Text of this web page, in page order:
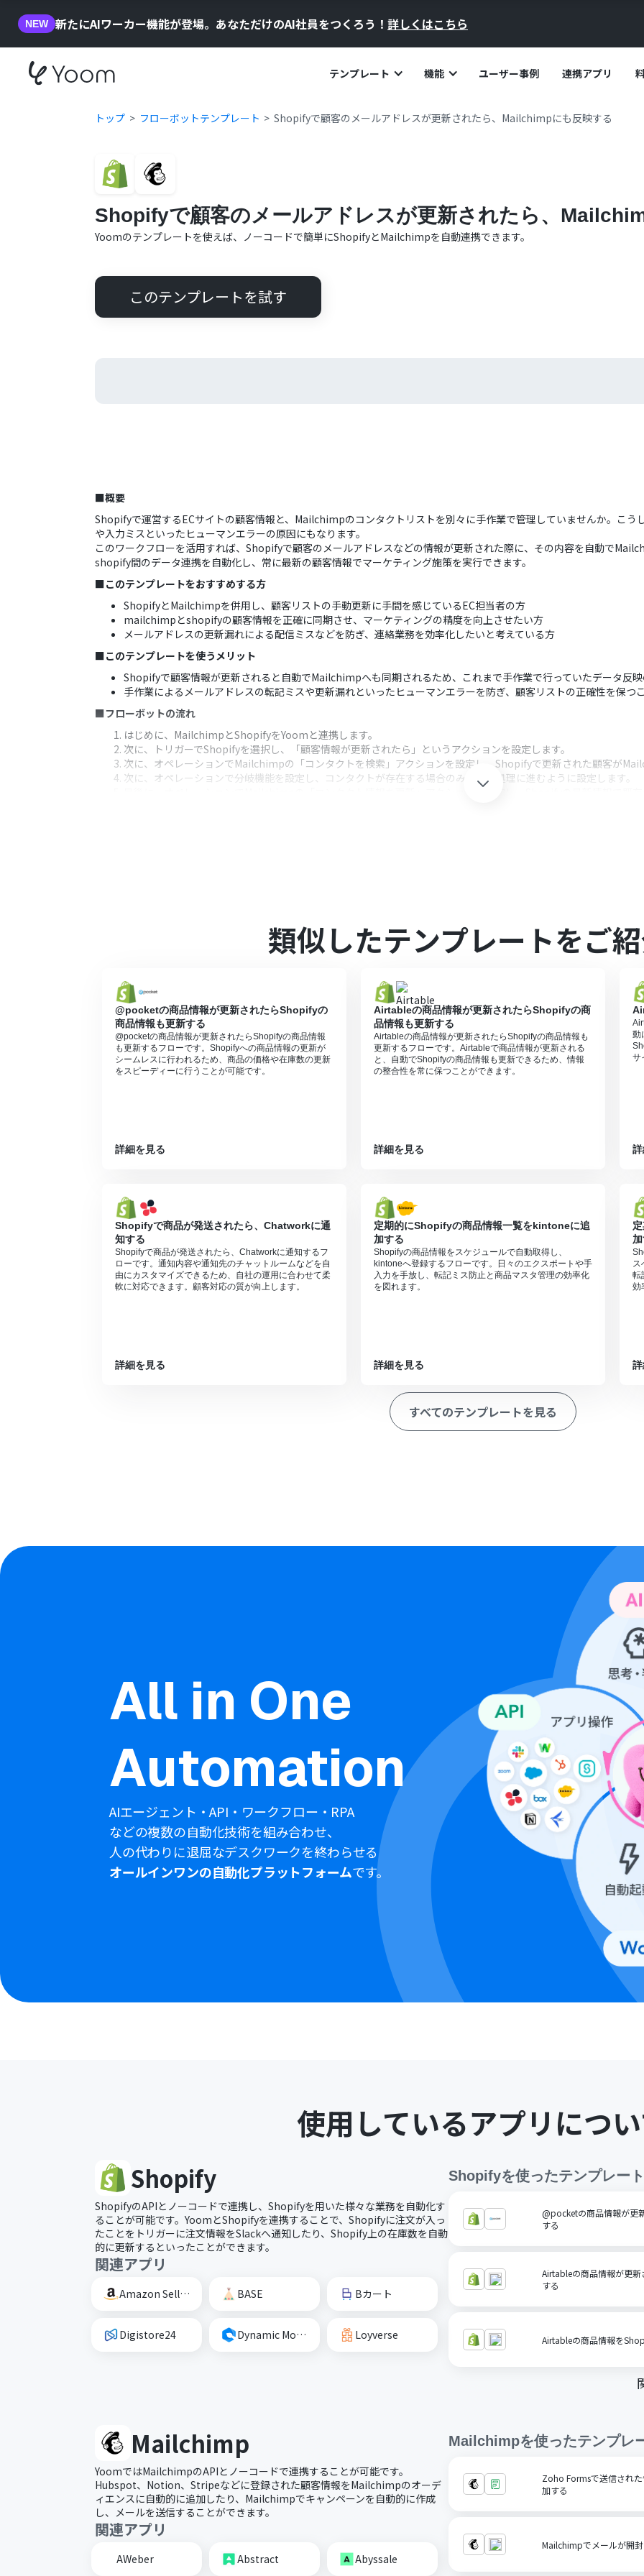
NEW 新たにAIワーカー機能が登場。あなただけのAI社員をつくろう！ 詳しくはこちら
テンプレート 機能 ユーザー事例 連携アプリ
トップ フローボットテンプレート Shopifyで顧客のメールアドレスが更新されたら、Mailchimpにも反映する
Shopifyで顧客のメールアドレスが更新されたら、
Yoomのテンプレートを使えば、ノーコードで簡単にShopifyとMailchimpを自動連携できます。
このテンプレートを試す
■概要
Shopifyで運営するECサイトの顧客情報と、Mailchimpのコンタクトリストを別々に手作業で管理していませんか。こう
や入力ミスといったヒューマンエラーの原因にもなります。
このワークフローを活用すれば、Shopifyで顧客のメールアドレスなどの情報が更新された際に、その内容を自動で
shopify間のデータ連携を自動化し、常に最新の顧客情報でマーケティング施策を実行できます。
■このテンプレートをおすすめする方
ShopifyとMailchimpを併用し、顧客リストの手動更新に手間を感じているEC担当者の方
mailchimpとshopifyの顧客情報を正確に同期させ、マーケティングの精度を向上させたい方
メールアドレスの更新漏れによる配信ミスなどを防ぎ、連絡業務を効率化したいと考えている方
■このテンプレートを使うメリット
Shopifyで顧客情報が更新されると自動でMailchimpへも同期されるため、これまで手作業で行っていたデータ反
手作業によるメールアドレスの転記ミスや更新漏れといったヒューマンエラーを防ぎ、顧客リストの正確性を保つ
■フローボットの流れ
はじめに、MailchimpとShopifyをYoomと連携します。
次に、トリガーでShopifyを選択し、「顧客情報が更新されたら」というアクションを設定します。
次に、オペレーションでMailchimpの「コンタクトを検索」アクションを設定し、Shopifyで更新された顧客が
次に、オペレーションで分岐機能を設定し、コンタクトが存在する場合のみ後続の処理に進むように設定します。
Shopify、MailchimpのそれぞれとYoomを連携してください。
分岐はミニプラン以上のプランでご利用いただける機能（オペレーション）となっております。フリープランの
エラーとなりますので、ご注意ください。
ができます。
類似したテンプレートをご
@pocketの商品情報が更新されたらShopifyの
商品情報も更新する
@pocketの商品情報が更新されたらShopifyの商品情報
も更新するフローです。Shopifyへの商品情報の更新が
シームレスに行われるため、商品の価格や在庫数の更新
をスピーディーに行うことが可能です。
詳細を見る
Airtableの商品情報が更新されたらShopifyの商
品情報も更新する
Airtableの商品情報が更新されたらShopifyの商品情報も
更新するフローです。Airtableで商品情報が更新される
と、自動でShopifyの商品情報も更新できるため、情報
の整合性を常に保つことができます。
詳細を見る
動
サ
Shopifyで商品が発送されたら、Chatworkに通
知する
Shopifyで商品が発送されたら、Chatworkに通知するフ
ローです。通知内容や通知先のチャットルームなどを自
由にカスタマイズできるため、自社の運用に合わせて柔
軟に対応できます。顧客対応の質が向上します。
詳細を見る
定期的にShopifyの商品情報一覧をkintoneに追
加する
Shopifyの商品情報をスケジュールで自動取得し、
kintoneへ登録するフローです。日々のエクスポートや手
入力を手放し、転記ミス防止と商品マスタ管理の効率化
を図れます。
詳細を見る
ス
転
効
すべてのテンプレートを見る
All in One
Automation
AIエージェント・API・ワークフロー・RPA
などの複数の自動化技術を組み合わせ、
人の代わりに退屈なデスクワークを終わらせる
オールインワンの自動化プラットフォームです。
使用しているアプリにつ
Shopify
ShopifyのAPIとノーコードで連携し、Shopifyを用いた様々な業務を自動化す
ることが可能です。YoomとShopifyを連携することで、Shopifyに注文が入っ
たことをトリガーに注文情報をSlackへ通知したり、Shopify上の在庫数を自動
的に更新するといったことができます。
関連アプリ
Amazon Seller Central BASE Bカート
Digistore24 Dynamic Mockups Loyverse
Shopifyを使ったテンプレート
@pocketの商品情報が更
する
Airtableの商品情報が更
する
Airtableの商品情報を
Mailchimp
YoomではMailchimpのAPIとノーコードで連携することが可能です。
Hubspot、Notion、Stripeなどに登録された顧客情報をMailchimpのオーデ
ィエンスに自動的に追加したり、Mailchimpでキャンペーンを自動的に作成
し、メールを送信することができます。
関連アプリ
AWeber Abstract Abyssale
Mailchimpを使ったテンプレ
Zoho Formsで送信され
加する
Mailchimpでメールが開